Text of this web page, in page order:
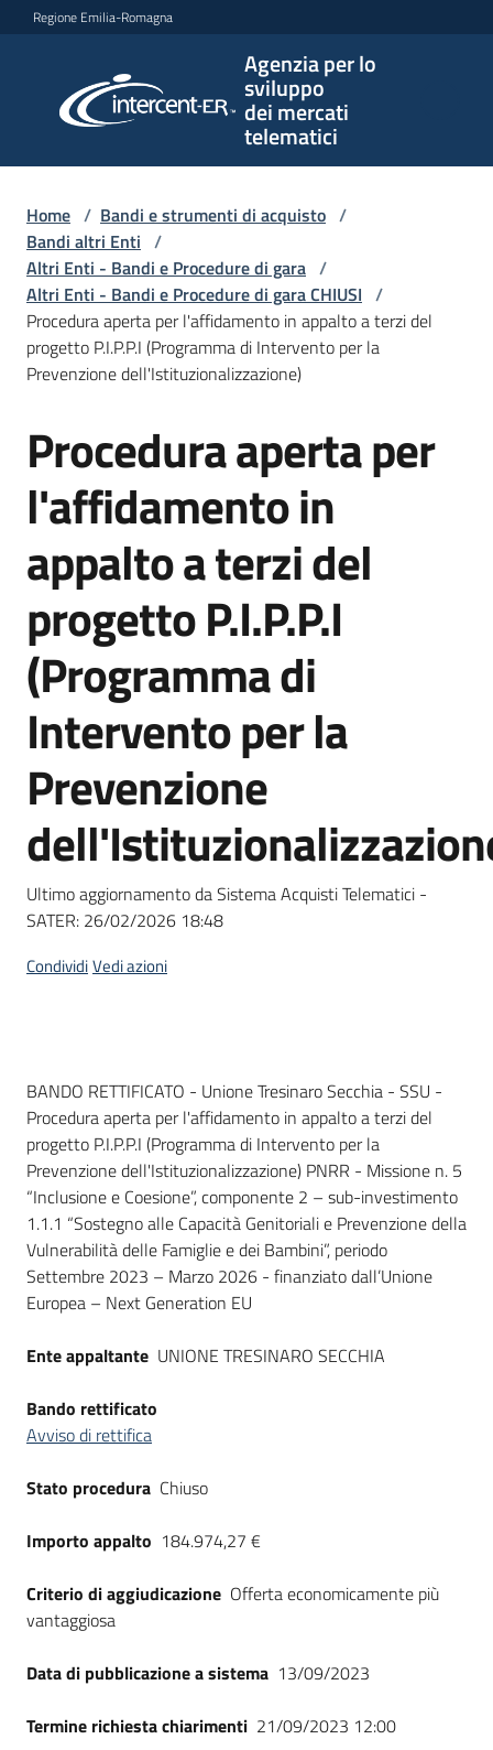
Vai al contenuto
Vai alla navigazione
Vai al footer
Regione Emilia-Romagna
Agenzia per lo
sviluppo
dei mercati
telematici
per lo
sviluppo
telematici
L'Agenzia
e
strumenti
acquisto
Supporto
Piattaforme
telematiche
site
Home / Bandi e strumenti di acquisto /
Bandi altri Enti /
Altri Enti - Bandi e Procedure di gara /
Altri Enti - Bandi e Procedure di gara CHIUSI /
Procedura aperta per l'affidamento in appalto a terzi del
progetto P.I.P.P.I (Programma di Intervento per la
Prevenzione dell'Istituzionalizzazione)
Salta al contenuto
Procedura aperta per
l'affidamento in
appalto a terzi del
progetto P.I.P.P.I
(Programma di
Intervento per la
Prevenzione
Ultimo aggiornamento da Sistema Acquisti Telematici -
SATER: 26/02/2026 18:48
CondividiVedi azioni
Dati del bando
BANDO RETTIFICATO - Unione Tresinaro Secchia - SSU -
Procedura aperta per l'affidamento in appalto a terzi del
progetto P.I.P.P.I (Programma di Intervento per la
Prevenzione dell'Istituzionalizzazione) PNRR - Missione n. 5
“Inclusione e Coesione”, componente 2 – sub-investimento
1.1.1 “Sostegno alle Capacità Genitoriali e Prevenzione della
Vulnerabilità delle Famiglie e dei Bambini”, periodo
Settembre 2023 – Marzo 2026 - finanziato dall’Unione
Europea – Next Generation EU
Ente appaltante UNIONE TRESINARO SECCHIA
Bando rettificato
Avviso di rettifica
Stato procedura Chiuso
Importo appalto 184.974,27 €
Criterio di aggiudicazione Offerta economicamente più
vantaggiosa
Data di pubblicazione a sistema 13/09/2023
Termine richiesta chiarimenti 21/09/2023 12:00